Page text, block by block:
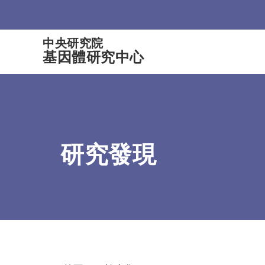
中央研究院
基因體研究中心
研究發現